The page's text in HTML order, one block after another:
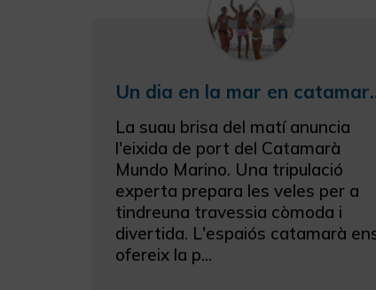
Un dia en
La suau brisa del matí anuncia
l'eixida de port del Catamarà
Mundo Marino. Una tripulació
experta prepara les veles per a
tindreuna travessia còmoda i
divertida. L'espaiós catamarà
ofereix la p...